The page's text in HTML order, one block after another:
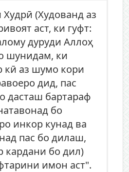
(Худованд аз
аст, ки гуфт:
дуруди Аллоҳ
шунидам, ки
кӣ аз шумо кори
дид, пас
дасташ бартараф
бо
инкор кунад ва
пас бо дилаш,
кардани бо дил)
имон аст".